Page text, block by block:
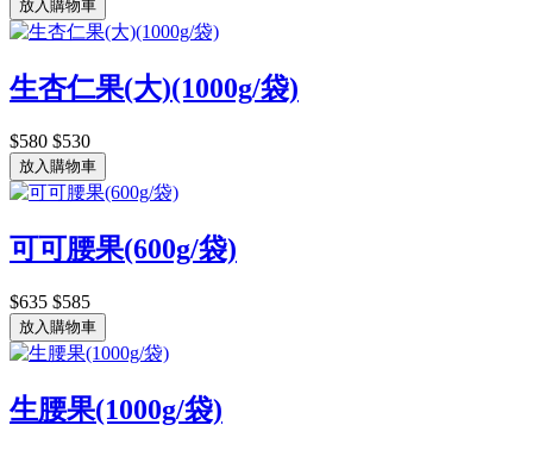
放入購物車
生杏仁果(大)(1000g/袋)
$580 $530
放入購物車
可可腰果(600g/袋)
$635 $585
放入購物車
生腰果(1000g/袋)